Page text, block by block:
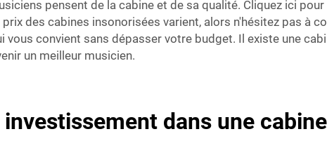
pensent de la cabine et de sa qualité. Cliquez ici
prix des cabines insonorisées varient, alors n'hésitez pas à
convient sans dépasser votre budget. Il existe une
un meilleur musicien.
dans une